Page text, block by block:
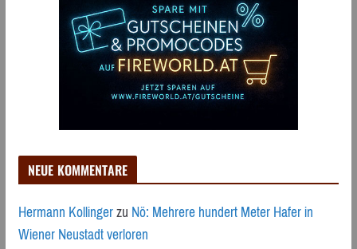
NEUE KOMMENTARE
Hermann KollingerzuNö: Mehrere hundert Meter Hafer in
Wiener Neustadt verloren